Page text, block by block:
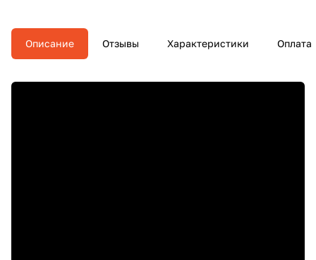
Описание Отзывы Характеристики Оплата